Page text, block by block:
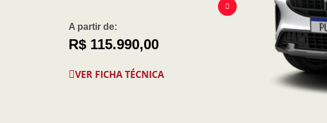
A partir de:
R$ 115.990,00
VER FICHA TÉCNICA